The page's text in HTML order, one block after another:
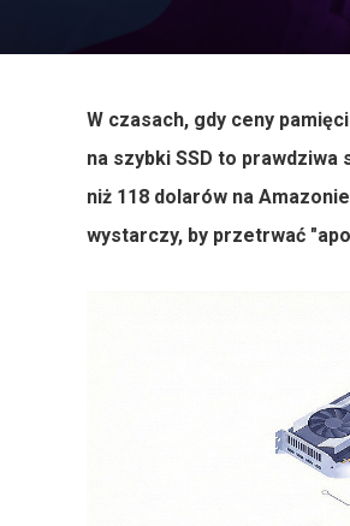
W czasach, gdy ceny
na szybki SSD to prawdziwa
niż 118 dolarów na
wystarczy, by przetrwać